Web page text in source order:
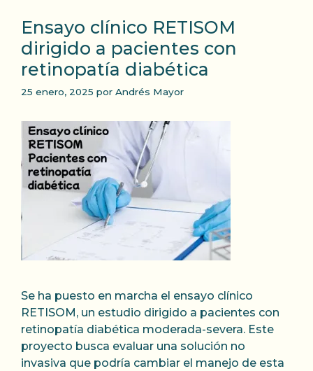
Ensayo clínico RETISOM
dirigido a pacientes con
retinopatía diabética
25 enero, 2025 por Andrés Mayor
Se ha puesto en marcha el ensayo clínico
RETISOM, un estudio dirigido a pacientes con
retinopatía diabética moderada-severa. Este
proyecto busca evaluar una solución no
invasiva que podría cambiar el manejo de esta